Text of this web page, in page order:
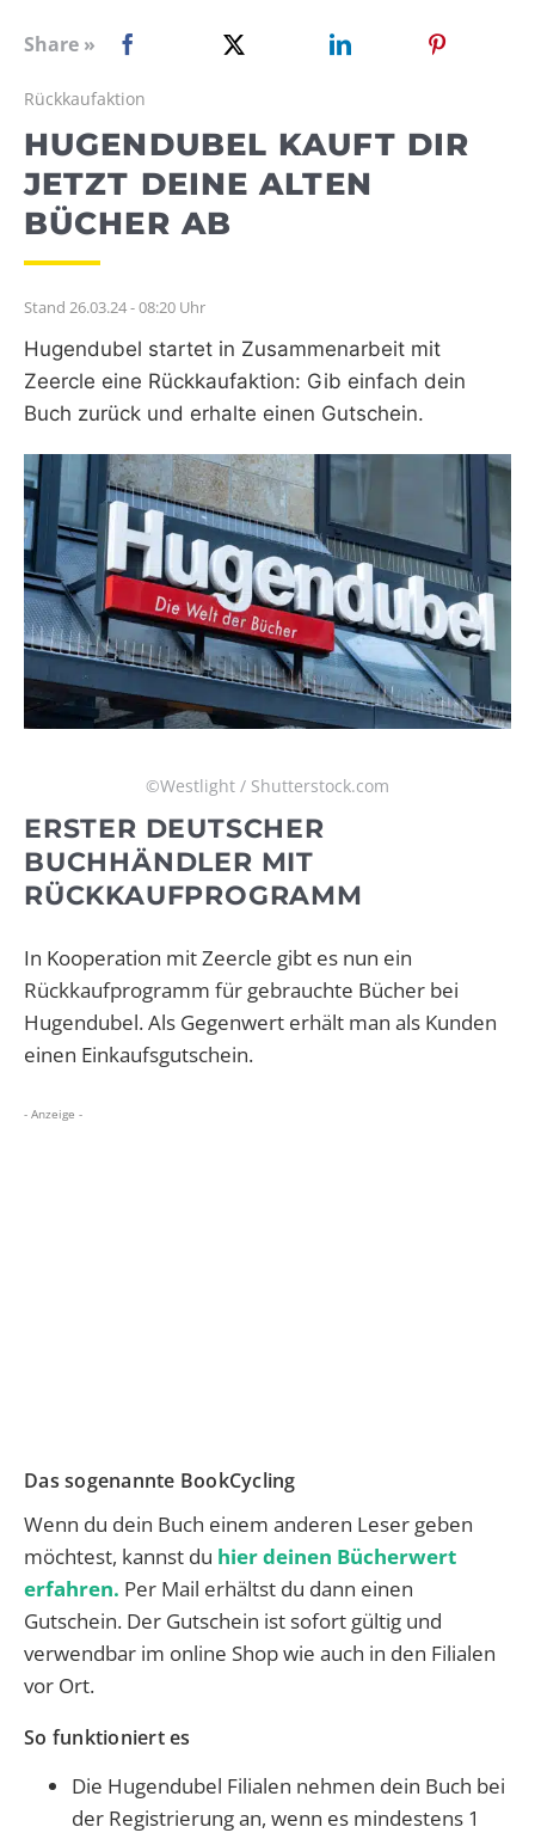
WEBRADIO
Share »
Rückkaufaktion
HUGENDUBEL KAUFT DIR
JETZT DEINE ALTEN
BÜCHER AB
Stand 26.03.24 - 08:20 Uhr
Hugendubel startet in Zusammenarbeit mit
Zeercle eine Rückkaufaktion: Gib einfach dein
Buch zurück und erhalte einen Gutschein.
©Westlight / Shutterstock.com
ERSTER DEUTSCHER
BUCHHÄNDLER MIT
RÜCKKAUFPROGRAMM
In Kooperation mit Zeercle gibt es nun ein
Rückkaufprogramm für gebrauchte Bücher bei
Hugendubel. Als Gegenwert erhält man als Kunden
einen Einkaufsgutschein.
- Anzeige -
Das sogenannte BookCycling
Wenn du dein Buch einem anderen Leser geben
möchtest, kannst du hier deinen Bücherwert
erfahren. Per Mail erhältst du dann einen
Gutschein. Der Gutschein ist sofort gültig und
verwendbar im online Shop wie auch in den Filialen
vor Ort.
So funktioniert es
Die Hugendubel Filialen nehmen dein Buch bei
der Registrierung an, wenn es mindestens 1